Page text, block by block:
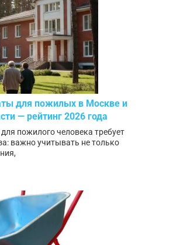
для пожилых в Москве и
— рейтинг 2026 года
пожилого человека требует
важно учитывать не только